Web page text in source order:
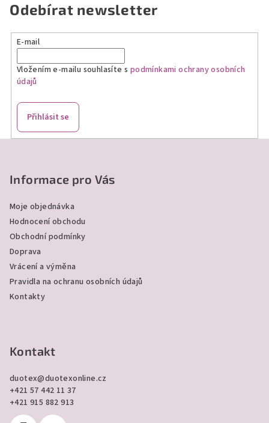
Odebírat newsletter
E-mail
Vložením e-mailu souhlasíte s podmínkami ochrany osobních
údajů
Přihlásit se
Informace pro Vás
Moje objednávka
Hodnocení obchodu
Obchodní podmínky
Doprava
Vrácení a výměna
Pravidla na ochranu osobních údajů
Kontakty
Kontakt
duotex@duotexonline.cz
+421 57 442 11 37
+421 915 882 913